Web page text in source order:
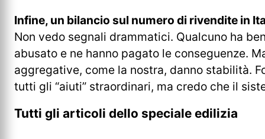
Infine, un bilancio sul numero di rivendite in
Non vedo segnali drammatici. Qualcuno ha
abusato e ne hanno pagato le conseguenze.
aggregative, come la nostra, danno stabilità.
tutti gli “aiuti” straordinari, ma credo che il
Tutti gli articoli dello speciale edilizia